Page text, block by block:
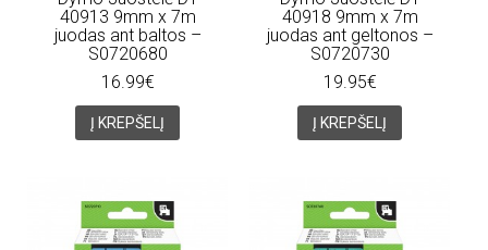
40913 9mm x 7m
juodas ant baltos –
S0720680
16.99€
Į KREPŠELĮ
40918 9mm x 7m
juodas ant geltonos –
S0720730
19.95€
Į KREPŠELĮ